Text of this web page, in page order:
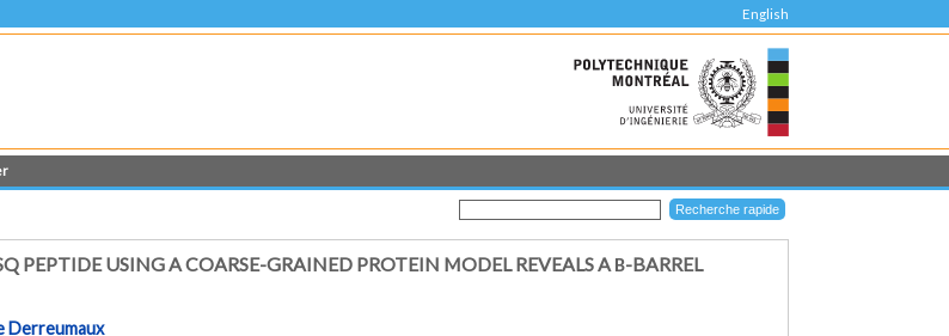
English
PEPTIDE USING A COARSE-GRAINED PROTEIN MODEL REVEALS A Β-BARREL
Derreumaux